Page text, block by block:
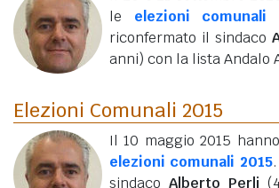
le elezioni comunali
riconfermato il sindaco
anni) con la lista Andalo
Elezioni Comunali 2015
Il 10 maggio 2015
elezioni comunali 2015
sindacoAlberto Perli